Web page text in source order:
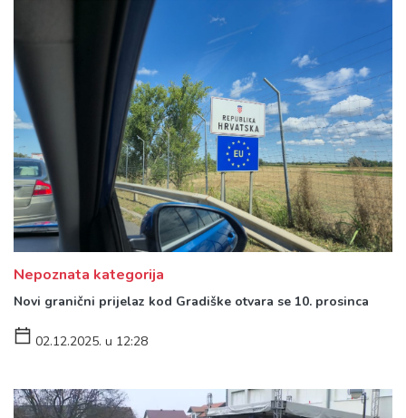
Nepoznata kategorija
Novi granični prijelaz kod Gradiške otvara se 10. prosinca
02.12.2025. u 12:28